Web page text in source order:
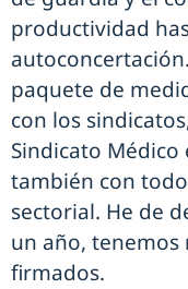
productividad
paquete de
con los
Sindicato
también con
sectorial. He de
un año, tenemos
firmados.